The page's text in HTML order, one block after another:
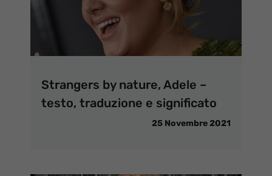
Strangers by nature, Adele –
testo, traduzione e significato
25 Novembre 2021